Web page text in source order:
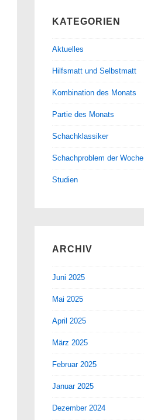
KATEGORIEN
Aktuelles
Hilfsmatt und Selbstmatt
Kombination des Monats
Partie des Monats
Schachklassiker
Schachproblem der Woche
Studien
ARCHIV
Juni 2025
Mai 2025
April 2025
März 2025
Februar 2025
Januar 2025
Dezember 2024